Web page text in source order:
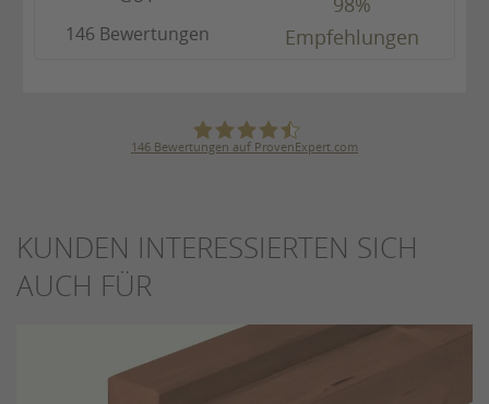
146 Bewertungen
Empfehlungen
146 Bewertungen auf ProvenExpert.com
KUNDEN INTERESSIERTEN SICH
AUCH FÜR